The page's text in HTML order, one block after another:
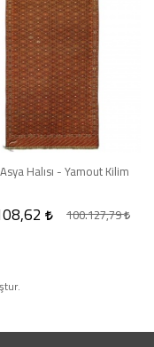
Halısı - Yamout Kilim
100.127,79